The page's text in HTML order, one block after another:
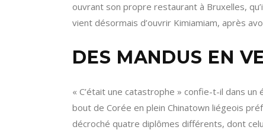
ouvrant son propre restaurant à Bruxelles,
vient désormais d’ouvrir Kimiamiam, après
DES MANDUS EN
« C’était une catastrophe » confie-t-il dans
bout de Corée en plein Chinatown liégeois
décroché quatre diplômes différents, dont